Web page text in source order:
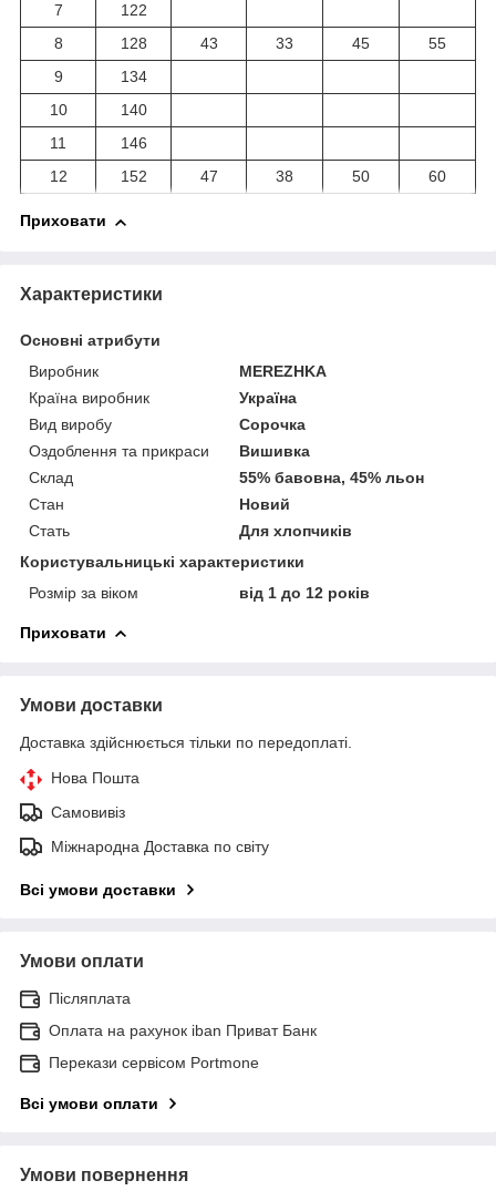
7
122
8
128 43 33 45
55
9
134
10
140
11
146
12
152 47 38 50 60
Приховати
Характеристики
Основні атрибути
Виробник
MEREZHKA
Країна виробник
Україна
Вид виробу
Сорочка
Оздоблення та прикраси
Вишивка
Склад
55% бавовна, 45% льон
Стан
Новий
Стать
Для хлопчиків
Користувальницькі характеристики
Розмір за віком
від 1 до 12 років
Приховати
Умови доставки
Доставка здійснюється тільки по передоплаті.
Нова Пошта
Самовивіз
Міжнародна Доставка по світу
Всі умови доставки
Умови оплати
Післяплата
Оплата на рахунок iban Приват Банк
Перекази сервісом Portmone
Всі умови оплати
Умови повернення